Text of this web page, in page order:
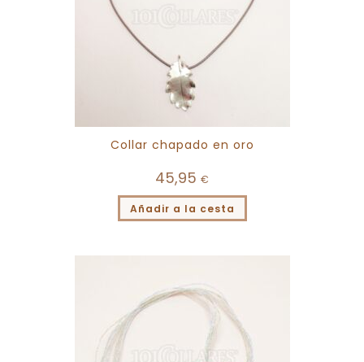
Collar chapado en oro
45,95 €
Añadir a la cesta